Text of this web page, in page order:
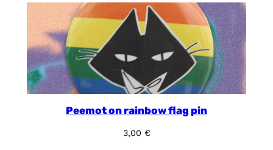
Peemot on rainbow flag pin
3,00 €